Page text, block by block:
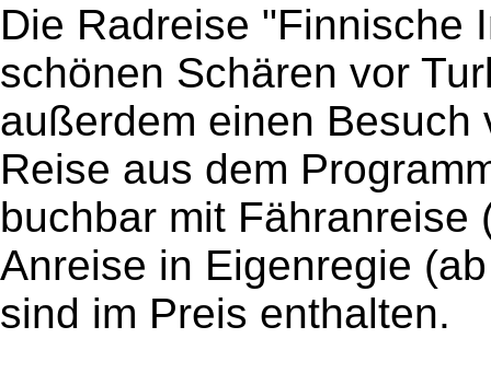
Die Radreise "Finnische
schönen Schären vor
außerdem einen
Reise aus dem
buchbar mit Fähranreise
Anreise in Eigenregie
sind im Preis enthalten.